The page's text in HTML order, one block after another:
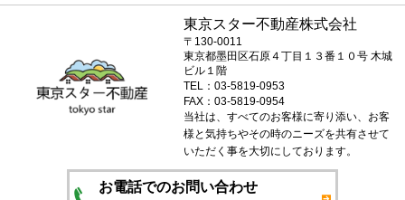
東京スター不動産株式会社
〒130-0011
東京都墨田区石原４丁目１３番１０号 木城
ビル１階
TEL：03-5819-0953
FAX：03-5819-0954
当社は、すべてのお客様に寄り添い、お客
様と気持ちやその時のニーズを共有させて
いただく事を大切にしております。
お電話でのお問い合わせ